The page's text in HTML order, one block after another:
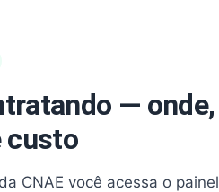
— onde,
custo
CNAE você acessa o painel